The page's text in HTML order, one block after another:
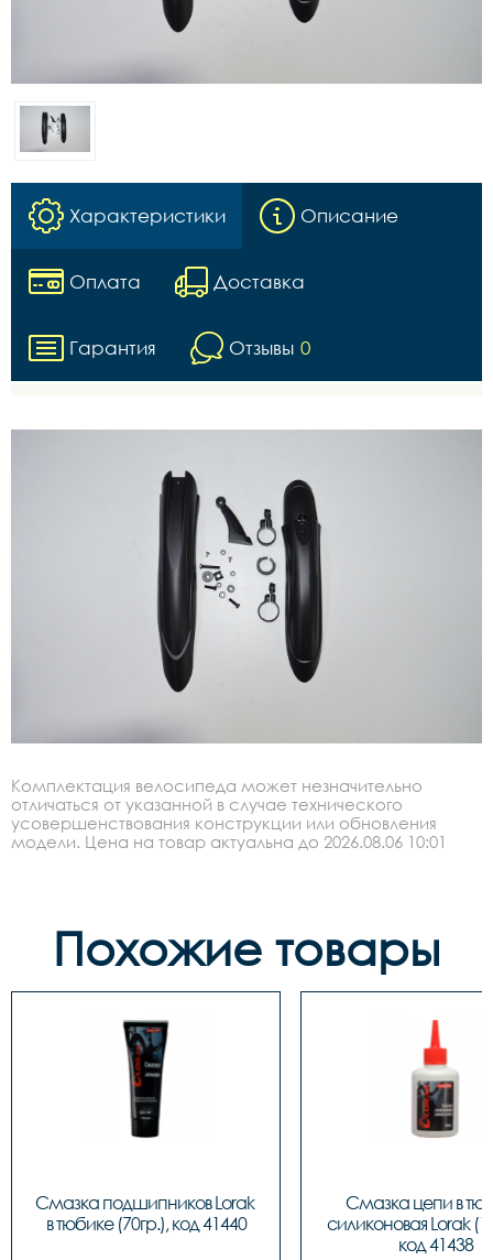
Характеристики Описание
Оплата Доставка
Гарантия Отзывы 0
Комплектация велосипеда может незначительно
отличаться от указанной в случае технического
усовершенствования конструкции или обновления
модели. Цена на товар актуальна до 2026.08.06 10:01
Похожие товары
Смазка подшипников Lorak
в тюбике (70гр.), код 41440
Смазка цепи в
силиконовая Lorak
код 41438